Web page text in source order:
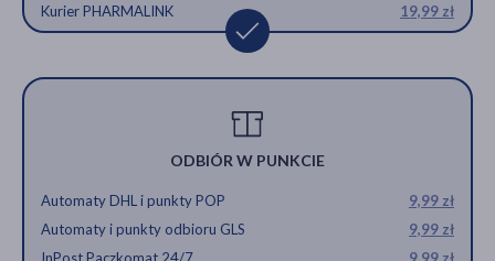
Kurier PHARMALINK
19,99 zł
ODBIÓR W PUNKCIE
Automaty DHL i punkty POP
9,99 zł
Automaty i punkty odbioru GLS
9,99 zł
InPost Paczkomat 24/7
9,99 zł